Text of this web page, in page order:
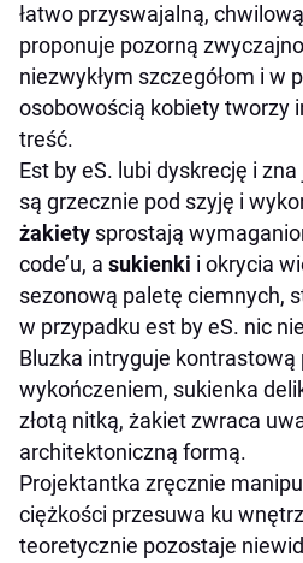
łatwo przyswajalną,
proponuje pozorną
niezwykłym szczegółom i w
osobowością kobiety tworzy
treść.
Est by eS. lubi dyskrecję i
są grzecznie pod szyję i
żakiety sprostają
code’u, a sukienki i okrycia
sezonową paletę ciemnych,
w przypadku est by eS. nic
Bluzka intryguje kontrastową
wykończeniem, sukienka
złotą nitką, żakiet zwraca
architektoniczną formą.
Projektantka zręcznie
ciężkości przesuwa ku
teoretycznie pozostaje